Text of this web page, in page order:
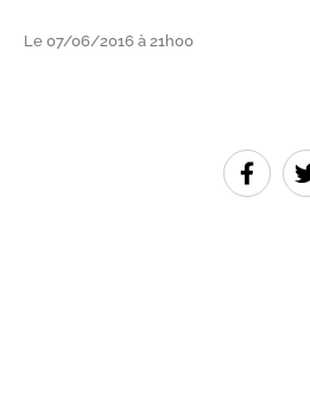
Le 07/06/2016 à 21h00